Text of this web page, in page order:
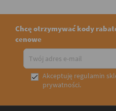
Chcę otrzymywać kody
cenowe
 Akceptuję regulamin
prywatności.